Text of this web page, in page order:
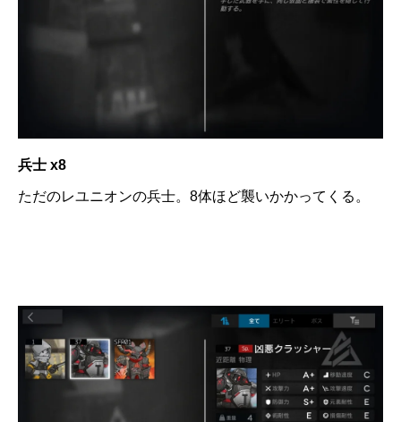
兵士 x8
ただのレユニオンの兵士。8体ほど襲いかかってくる。